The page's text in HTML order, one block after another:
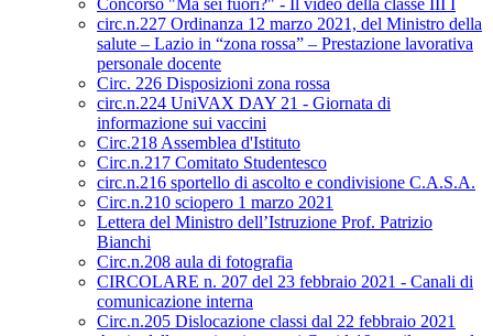
Concorso "Ma sei fuori?" - Il video della classe III I
circ.n.227 Ordinanza 12 marzo 2021, del Ministro della
salute – Lazio in “zona rossa” – Prestazione lavorativa
personale docente
Circ. 226 Disposizioni zona rossa
circ.n.224 UniVAX DAY 21 - Giornata di
informazione sui vaccini
Circ.218 Assemblea d'Istituto
Circ.n.217 Comitato Studentesco
circ.n.216 sportello di ascolto e condivisione C.A.S.A.
Circ.n.210 sciopero 1 marzo 2021
Lettera del Ministro dell’Istruzione Prof. Patrizio
Bianchi
Circ.n.208 aula di fotografia
CIRCOLARE n. 207 del 23 febbraio 2021 - Canali di
comunicazione interna
Circ.n.205 Dislocazione classi dal 22 febbraio 2021